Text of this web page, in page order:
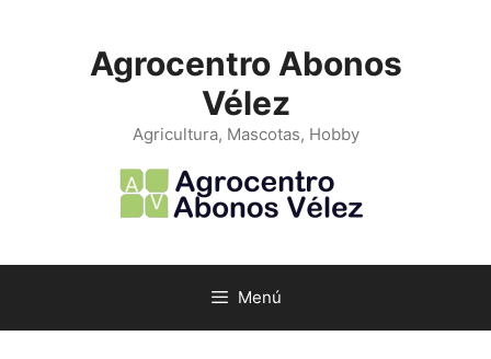
Agrocentro Abonos
Vélez
Agricultura, Mascotas, Hobby
Menú